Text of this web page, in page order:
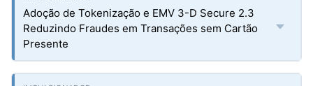
Adoção de Tokenização e EMV 3-D Secure 2.3
Reduzindo Fraudes em Transações sem Cartão
Presente